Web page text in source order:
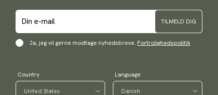
TILMELD DIG
Ja, jeg vil gerne modtage nyhedsbreve. Fortrolighedspolitik
Country Language